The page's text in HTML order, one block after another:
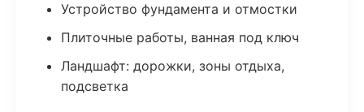
Устройство фундамента и отмостки
Плиточные работы, ванная под ключ
Ландшафт: дорожки, зоны отдыха,
подсветка